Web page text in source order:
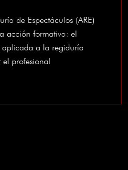
de Espectáculos (ARE)
acción formativa: el
a la regiduría
profesional